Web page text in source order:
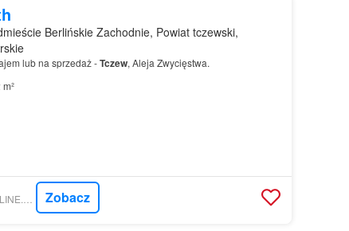
Berlińskie Zachodnie, Powiat tczewski,
lub na sprzedaż -Tczew, Aleja Zwycięstwa.
Zobacz